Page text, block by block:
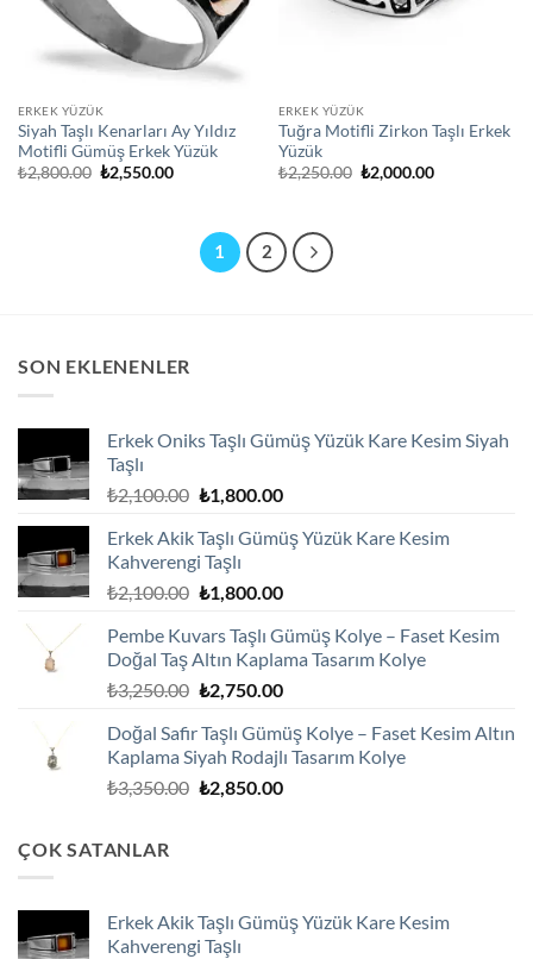
ERKEK YÜZÜK
Siyah Taşlı Kenarları Ay Yıldız
Motifli Gümüş Erkek Yüzük
₺2,800.00 Orijinal
fiyat:
₺2,550.00Şu
ERKEK YÜZÜK
Tuğra Motifli Zirkon Taşlı Erkek
Yüzük
₺2,250.00 Orijinal
fiyat:
₺2,000.00Şu
1 2
SON EKLENENLER
Erkek Oniks Taşlı Gümüş Yüzük Kare Kesim Siyah
Taşlı
₺2,100.00 Orijinal
₺2,100.00.
₺1,800.00Şu
fiyat:
Erkek Akik Taşlı Gümüş Yüzük Kare Kesim
Kahverengi Taşlı
₺2,100.00 Orijinal
₺2,100.00.
₺1,800.00Şu
fiyat:
₺1,800.00.
Pembe Kuvars Taşlı Gümüş Kolye – Faset Kesim
Doğal Taş Altın Kaplama Tasarım Kolye
₺3,250.00 Orijinal
₺3,250.00.
₺2,750.00Şu
fiyat:
₺2,750.00.
Doğal Safir Taşlı Gümüş Kolye – Faset Kesim Altın
Kaplama Siyah Rodajlı Tasarım Kolye
₺3,350.00 Orijinal
₺2,850.00Şu
ÇOK SATANLAR
Erkek Akik Taşlı Gümüş Yüzük Kare Kesim
Kahverengi Taşlı